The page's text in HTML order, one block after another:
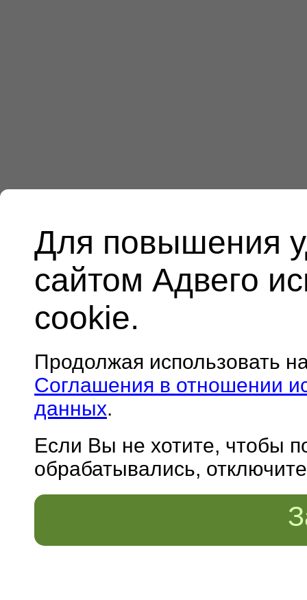
Для повышения
сайтом Адвего
cookie.
Продолжая использовать
Соглашения в отношении
данных.
Если Вы не хотите, чтобы
обрабатывались,